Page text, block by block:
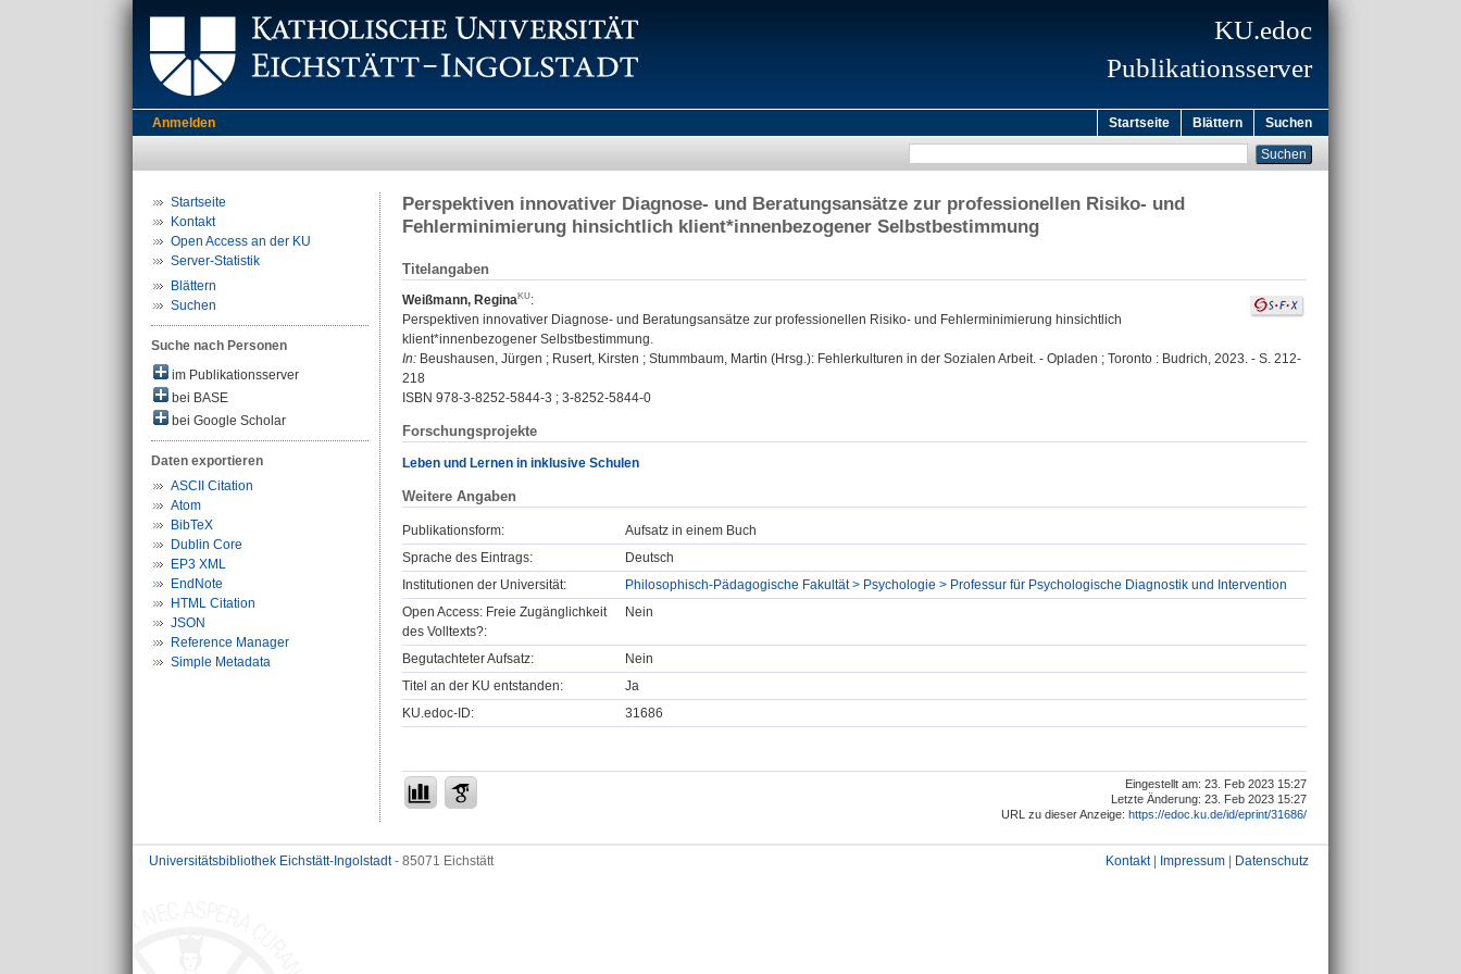
KU.edoc
Publikationsserver
Anmelden Startseite Blättern Suchen
Startseite
Kontakt
Open Access an der KU
Server-Statistik
Blättern
Suchen
Suche nach Personen
im Publikationsserver
bei BASE
bei Google Scholar
Daten exportieren
ASCII Citation
Atom
BibTeX
Dublin Core
EP3 XML
EndNote
HTML Citation
JSON
Reference Manager
Simple Metadata
Perspektiven innovativer Diagnose- und Beratungsansätze zur professionellen Risiko- und
Fehlerminimierung hinsichtlich klient*innenbezogener Selbstbestimmung
Titelangaben
Weißmann, Regina
:
Perspektiven innovativer Diagnose- und Beratungsansätze zur professionellen Risiko- und Fehlerminimierung hinsichtlich
klient*innenbezogener Selbstbestimmung.
In: Beushausen, Jürgen ; Rusert, Kirsten ; Stummbaum, Martin (Hrsg.): Fehlerkulturen in der Sozialen Arbeit. - Opladen ; Toronto : Budrich, 2023. - S. 212-
218
ISBN 978-3-8252-5844-3 ; 3-8252-5844-0
Forschungsprojekte
Leben und Lernen in inklusive Schulen
Weitere Angaben
Publikationsform:
Aufsatz in einem Buch
Sprache des Eintrags:
Deutsch
Institutionen der Universität:
Philosophisch-Pädagogische Fakultät > Psychologie > Professur für Psychologische Diagnostik und Intervention
Open Access: Freie Zugänglichkeit
des Volltexts?:
Nein
Begutachteter Aufsatz:
Nein
Titel an der KU entstanden:
Ja
KU.edoc-ID:
31686
Eingestellt am: 23. Feb 2023 15:27
Letzte Änderung: 23. Feb 2023 15:27
URL zu dieser Anzeige: https://edoc.ku.de/id/eprint/31686/
Universitätsbibliothek Eichstätt-Ingolstadt- 85071 Eichstätt Kontakt| Impressum Datenschutz